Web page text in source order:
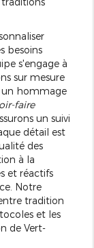
besoins
s'engage à
sur mesure
un hommage
faire
un suivi
détail est
des
à la
et réactifs
Notre
tradition
et les
de Vert-